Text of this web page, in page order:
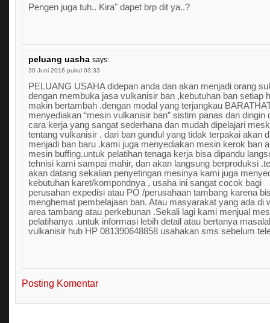
Pengen juga tuh.. Kira" dapet brp dit ya..?
peluang uasha says:
30 Juni 2016 pukul 03.33
PELUANG USAHA didepan anda dan akan menjadi orang
dengan membuka jasa vulkanisir ban ,kebutuhan ban setiap
makin bertambah .dengan modal yang terjangkau
menyediakan “mesin vulkanisir ban” sistim panas dan dingin
cara kerja yang sangat sederhana dan mudah dipelajari
tentang vulkanisir . dari ban gundul yang tidak terpakai akan
menjadi ban baru .kami juga menyediakan mesin kerok ban
mesin buffing.untuk pelatihan tenaga kerja bisa dipandu
tehnisi kami sampai mahir, dan akan langsung berproduksi
akan datang sekalian penyetingan mesinya kami juga
kebutuhan karet/kompondnya , usaha ini sangat cocok bagi
perusahan expedisi atau PO /perusahaan tambang karena
menghemat pembelajaan ban. Atau masyarakat yang ada di
area tambang atau perkebunan .Sekali lagi kami menjual
pelatihanya .untuk informasi lebih detail atau bertanya
vulkanisir hub HP 081390648858 usahakan sms sebelum
Posting Komentar